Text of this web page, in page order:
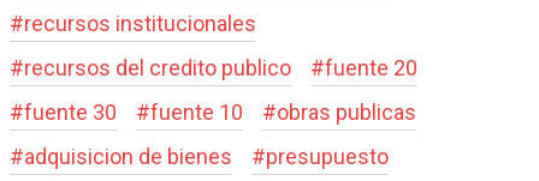
#recursos institucionales
#recursos del credito publico #fuente 20
#fuente 30 #fuente 10 #obras publicas
#adquisicion de bienes #presupuesto